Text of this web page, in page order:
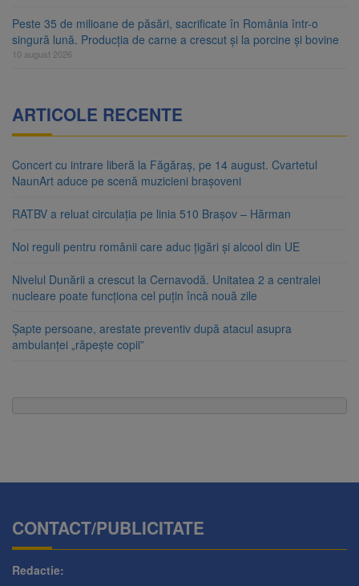
Peste 35 de milioane de păsări, sacrificate în România într-o
singură lună. Producția de carne a crescut și la porcine și bovine
10 august 2026
ARTICOLE RECENTE
Concert cu intrare liberă la Făgăraș, pe 14 august. Cvartetul
NaunArt aduce pe scenă muzicieni brașoveni
RATBV a reluat circulația pe linia 510 Brașov – Hărman
Noi reguli pentru românii care aduc țigări și alcool din UE
Nivelul Dunării a crescut la Cernavodă. Unitatea 2 a centralei
nucleare poate funcționa cel puțin încă nouă zile
Șapte persoane, arestate preventiv după atacul asupra
ambulanței „răpește copii”
CONTACT/PUBLICITATE
Redactie: